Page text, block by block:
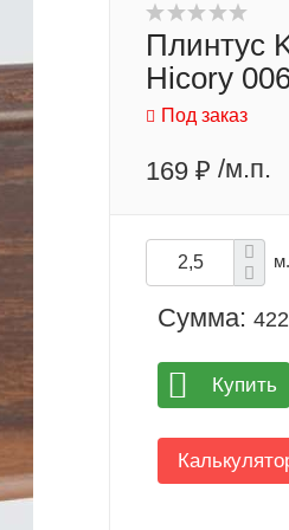
Плинтус
Hicory
Под заказ
169 ₽ /м.п.
Сумма:
Купить